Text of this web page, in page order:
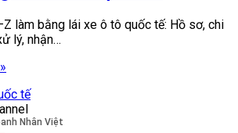
làm bằng lái xe ô tô quốc tế: Hồ sơ, chi
lý, nhận…